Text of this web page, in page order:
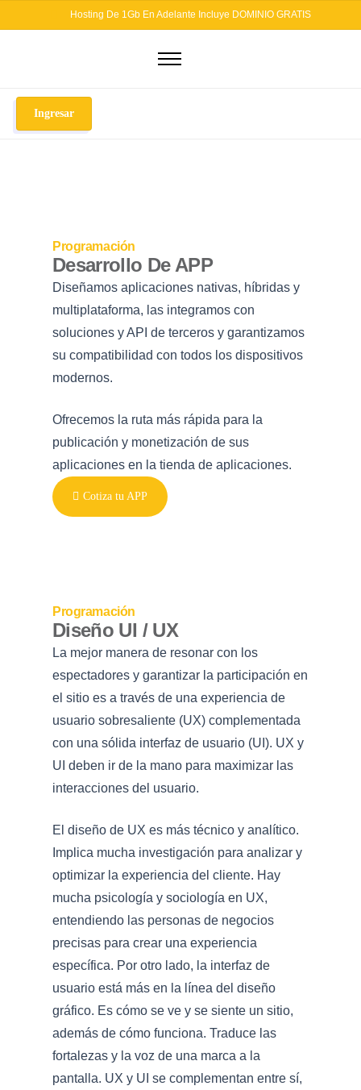
Hosting De 1Gb En Adelante Incluye DOMINIO GRATIS
Diseño Web
Ingresar
Programación
Desarrollo De APP
Diseñamos aplicaciones nativas, híbridas y
multiplataforma, las integramos con
soluciones y API de terceros y garantizamos
su compatibilidad con todos los dispositivos
modernos.
Ofrecemos la ruta más rápida para la
publicación y monetización de sus
aplicaciones en la tienda de aplicaciones.
Cotiza tu APP
Programación
Diseño UI / UX
La mejor manera de resonar con los
espectadores y garantizar la participación en
el sitio es a través de una experiencia de
usuario sobresaliente (UX) complementada
con una sólida interfaz de usuario (UI). UX y
UI deben ir de la mano para maximizar las
interacciones del usuario.
El diseño de UX es más técnico y analítico.
Implica mucha investigación para analizar y
optimizar la experiencia del cliente. Hay
mucha psicología y sociología en UX,
entendiendo las personas de negocios
precisas para crear una experiencia
específica. Por otro lado, la interfaz de
usuario está más en la línea del diseño
gráfico. Es cómo se ve y se siente un sitio,
además de cómo funciona. Traduce las
fortalezas y la voz de una marca a la
pantalla. UX y UI se complementan entre sí,